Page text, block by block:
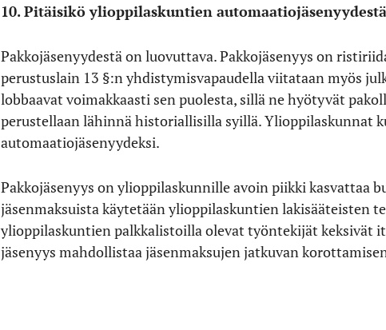
10. Pitäisikö ylioppilaskuntien
Pakkojäsenyydestä on luovuttava. Pakkojäsenyys on
perustuslain 13 §:n yhdistymisvapaudella viitataan myös
lobbaavat voimakkaasti sen puolesta, sillä ne hyötyvät
perustellaan lähinnä historiallisilla syillä. Ylioppilaskunnat
automaatiojäsenyydeksi.
Pakkojäsenyys on ylioppilaskunnille avoin piikki kasvattaa
jäsenmaksuista käytetään ylioppilaskuntien lakisääteisten
ylioppilaskuntien palkkalistoilla olevat työntekijät keksivät
jäsenyys mahdollistaa jäsenmaksujen jatkuvan